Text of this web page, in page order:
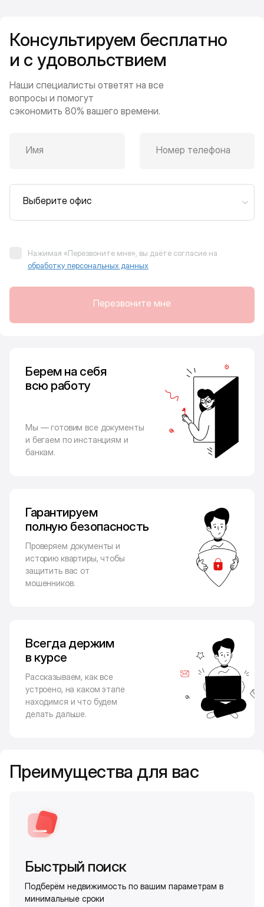
Консультируем бесплатно
и с удовольствием
Наши специалисты ответят на все
вопросы и помогут
сэкономить 80% вашего времени.
Имя Номер телефона
Выберите офис
Нажимая «Перезвоните мне», вы даёте согласие на
обработку персональных данных
Перезвоните мне
Берем на себя
всю работу
Мы — готовим все документы
и бегаем по инстанциям и
банкам.
Гарантируем
полную безопасность
Проверяем документы и
историю квартиры, чтобы
защитить вас от
мошенников.
Всегда держим
в курсе
Рассказываем, как все
устроено, на каком этапе
находимся и что будем
делать дальше.
Преимущества для вас
Быстрый поиск
Подберём недвижимость по вашим параметрам в
минимальные сроки